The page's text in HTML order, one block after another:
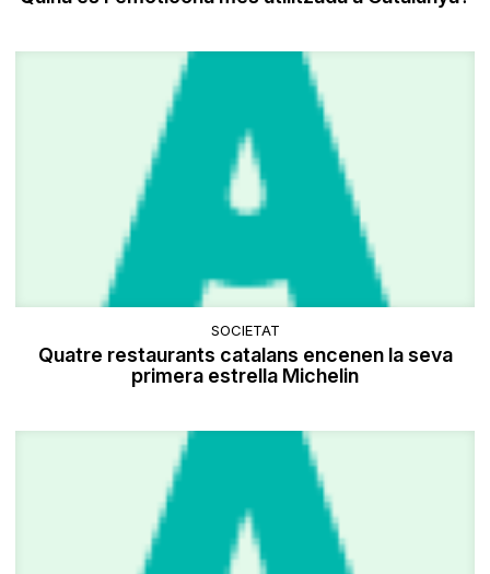
SOCIETAT
Quatre restaurants catalans encenen la seva
primera estrella Michelin